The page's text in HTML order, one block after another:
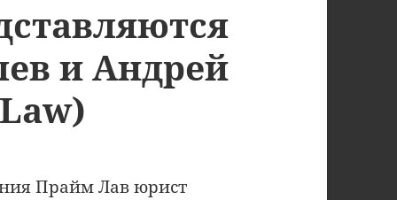
и Андрей
Прайм Лав юрист